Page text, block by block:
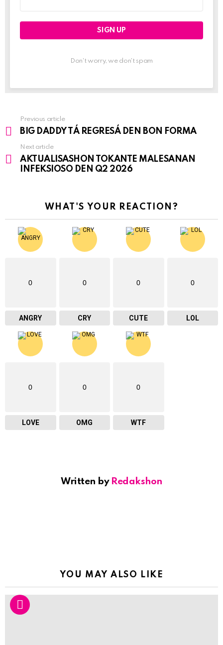
Don't worry, we don't spam
See
more
Previous article
BIG DADDY TÁ REGRESÁ DEN BON FORMA
Next article
AKTUALISASHON TOKANTE MALESANAN
INFEKSIOSO DEN Q2 2026
WHAT'S YOUR REACTION?
0
ANGRY
0
CRY
0
CUTE
0
LOL
0
LOVE
0
OMG
0
WTF
Written by Redakshon
YOU MAY ALSO LIKE